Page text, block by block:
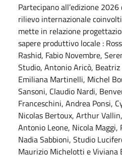
Partecipano all’edizione
rilievo internazionale
mette in relazione
sapere produttivo locale :
Rashid, Fabio Novembre,
Studio, Antonio Aricò, Beatriz
Emiliana Martinelli, Michel
Sansoni, Claudio Nardi,
Franceschini, Andrea Ponsi,
Nicolas Bertoux, Arthur
Antonio Leone, Nicola Maggi,
Nadia Sabbioni, Studio
Maurizio Michelotti e Viviana